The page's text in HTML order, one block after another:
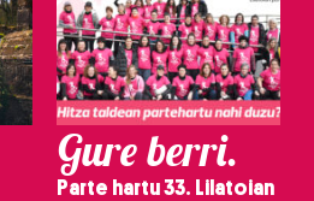
Gure berri.
Parte hartu 33. Lilatoian